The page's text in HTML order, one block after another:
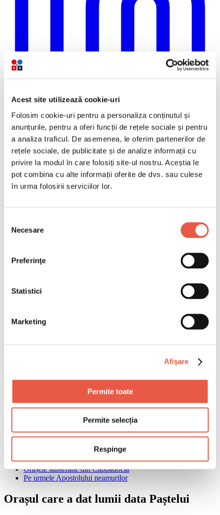
Acest site utilizează cookie-uri
Folosim cookie-uri pentru a personaliza conținutul și
anunțurile, pentru a oferi funcții de rețele sociale și pentru
a analiza traficul. De asemenea, le oferim partenerilor de
rețele sociale, de publicitate și de analize informații cu
privire la modul în care folosiți site-ul nostru. Aceștia le
pot combina cu alte informații oferite de dvs. sau culese
în urma folosirii serviciilor lor.
consimțământului
Necesare
Preferinţe
Statistici
Marketing
Afişare
Permite toate
Permite selecția
Respinge
LinkedIn
Descoperă de ce Turcia este o destinație de top pentru
creștinismului prin Iznik, Efes și Cappadocia.
Cuprins
Orașul care a dat lumii data Paștelui
Cele Șapte Biserici ale Apocalipsei
Orașele subterane din Cappadocia
Pe urmele Apostolului neamurilor
Orașul care a dat lumii data Paștelui